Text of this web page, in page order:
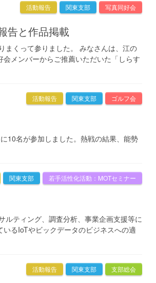
写真同好会
関東支部
活動報告
告と作品掲載
まくって参りました。 みなさんは、江の
メンバーからご推薦いただいた「しらす
ゴルフ会
関東支部
活動報告
10名が参加しました。熱戦の結果、能勢
若手活性化活動：MOTセミナー
関東支部
ルティング、調査分析、事業企画支援等に
るIoTやビックデータのビジネスへの適
支部総会
関東支部
活動報告